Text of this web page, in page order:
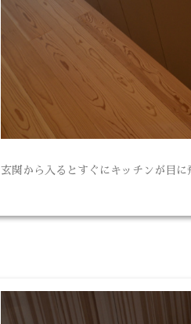
玄関から入るとすぐにキッチンが目